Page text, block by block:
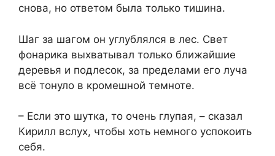
снова, но ответом была только тишина.
Шаг за шагом он углублялся в лес. Свет
фонарика выхватывал только ближайшие
деревья и подлесок, за пределами его луча
всё тонуло в кромешной темноте.
– Если это шутка, то очень глупая, – сказал
Кирилл вслух, чтобы хоть немного успокоить
себя.